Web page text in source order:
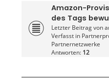
Amazon-
des Tags
Letzter Beitrag von
Verfasst in
Partnernetzwerke
Antworten: 12